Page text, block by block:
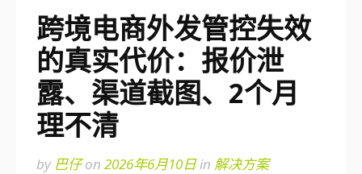
跨境电商外发管控失效
的真实代价：报价泄
露、渠道截图、2个月
理不清
by 巴仔on 2026年6月10日in 解决方案